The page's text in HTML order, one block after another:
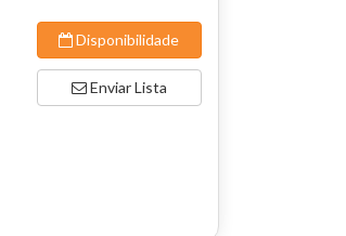
Disponibilidade
Enviar Lista